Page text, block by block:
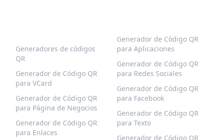
Generadores de códigos
QR
Generador de Código QR
para VCard
Generador de Código QR
para Página de Negocios
Generador de Código QR
para Enlaces
Generador de Código QR
para Aplicaciones
Generador de Código QR
para Redes Sociales
Generador de Código QR
para Facebook
Generador de Código QR
para Texto
Generador de Código QR